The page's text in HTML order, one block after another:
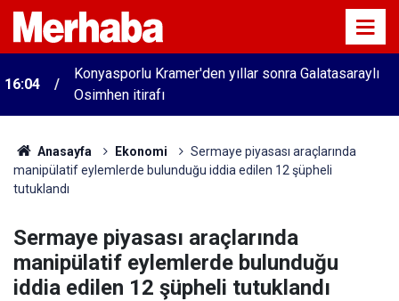
16:04
Konyasporlu Kramer'den yıllar sonra Galatasaraylı
Osimhen itirafı
Anasayfa Ekonomi
Sermaye piyasası araçlarında
manipülatif eylemlerde bulunduğu iddia edilen 12 şüpheli
tutuklandı
Sermaye piyasası araçlarında
manipülatif eylemlerde bulunduğu
iddia edilen 12 şüpheli tutuklandı